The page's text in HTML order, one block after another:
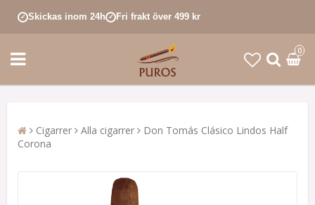
✓ Skickas inom 24h ✓ Fri frakt över 499 kr
0
Cigarrer Alla cigarrer
Don Tomás Clásico Lindos Half
Corona